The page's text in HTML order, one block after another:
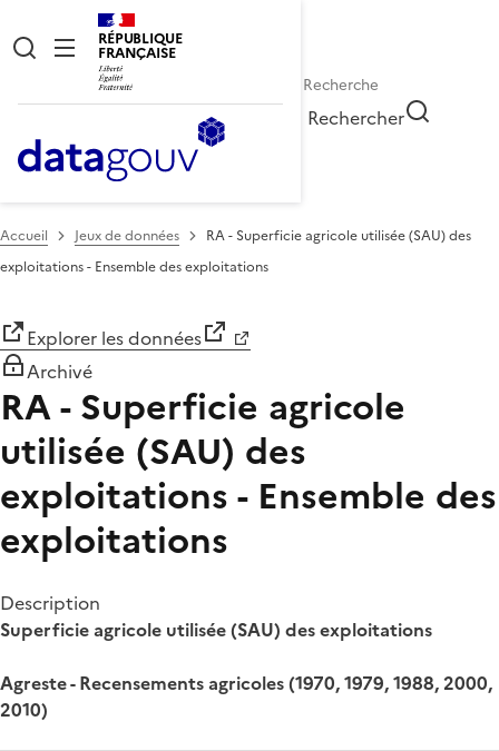
RÉPUBLIQUE
FRANÇAISE
Rechercher
Accueil Jeux de données
RA - Superficie agricole utilisée (SAU) des
exploitations - Ensemble des exploitations
Explorer les données
Archivé
RA - Superficie agricole
utilisée (SAU) des
exploitations - Ensemble des
exploitations
Description
Superficie agricole utilisée (SAU) des exploitations
Agreste - Recensements agricoles (1970, 1979, 1988, 2000,
2010)